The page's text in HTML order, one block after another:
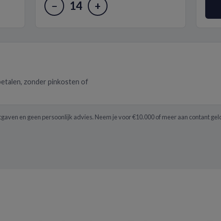
− 14 +
zonder pinkosten of
en geen persoonlijk advies. Neem je voor €10.000 of meer aan contant